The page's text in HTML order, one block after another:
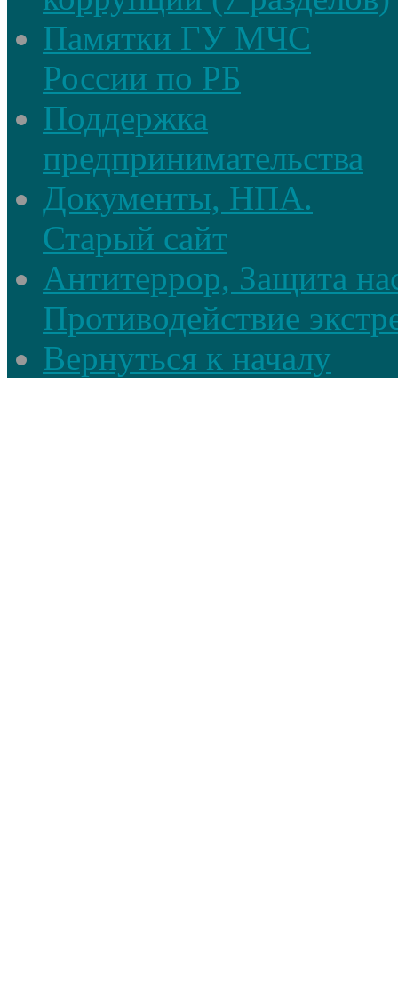
Памятки ГУ МЧС
России по РБ
Поддержка
предпринимательства
Документы, НПА.
Старый сайт
Антитеррор, Защита
Противодействие
Вернуться к началу